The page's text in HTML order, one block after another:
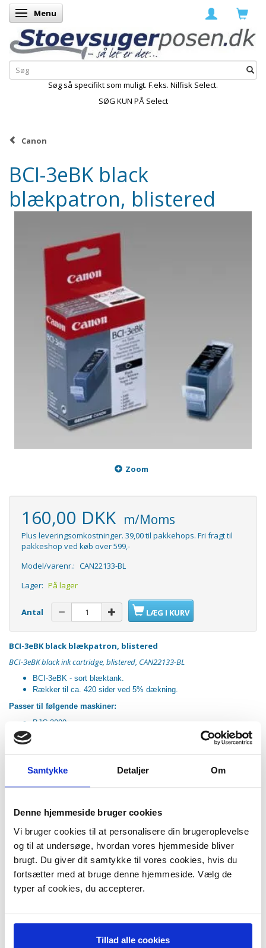
Samtykke Detaljer Om
Denne hjemmeside bruger cookies
Vi bruger cookies til at personalisere din brugeroplevelse
og til at undersøge, hvordan vores hjemmeside bliver
brugt. Du giver dit samtykke til vores cookies, hvis du
fortsætter med at bruge denne hjemmeside. Vælg de
typer af cookies, du accepterer.
Tillad alle cookies
Skifte navigation
Menu
Søg så specifikt som muligt. F.eks. Nilfisk Select.
SØG KUN PÅ Select
Canon
BCI-3eBK black
blækpatron, blistered
Zoom
160,00 DKK m/Moms
Plus leveringsomkostninger. 39,00 til pakkehops. Fri fragt til
pakkeshop ved køb over 599,-
Model/varenr.: CAN22133-BL
Lager: På lager
Antal LÆG I KURV
BCI-3eBK black blækpatron, blistered
BCI-3eBK black ink cartridge, blistered, CAN22133-BL
BCI-3eBK - sort blæktank.
Rækker til ca. 420 sider ved 5% dækning.
Passer til følgende maskiner:
BJC-3000
BJC-6200
BJC-6500
S450
S520
S600
S630
S750
S4500
PIXMA i550
i850
i865